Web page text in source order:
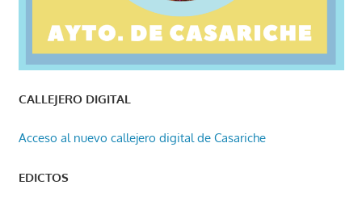
CALLEJERO DIGITAL
Acceso al nuevo callejero digital de Casariche
EDICTOS